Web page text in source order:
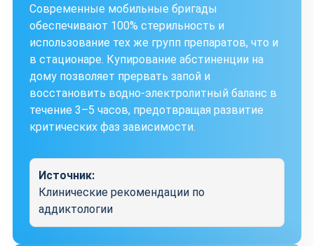
Современные мобильные бригады
обеспечивают 100% стерильность и
использование тех же групп препаратов, что и
в стационаре. Купирование абстиненции на
дому позволяет прервать запой и
восстановить водно-электролитный баланс в
течение 3–5 часов, предотвращая развитие
критических фаз зависимости.
Источник:
Клинические рекомендации по
аддиктологии